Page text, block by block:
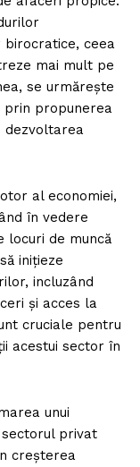
ceea
mai mult pe
se urmărește
propunerea
dezvoltarea
al economiei,
în vedere
locuri de muncă
inițieze
incluzând
și acces la
cruciale pentru
acestui sector în
unui
sectorul privat
creșterea